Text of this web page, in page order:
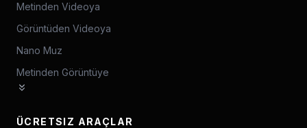
Metinden Videoya
Görüntüden Videoya
Nano Muz
Metinden Görüntüye
ÜCRETSIZ ARAÇLAR